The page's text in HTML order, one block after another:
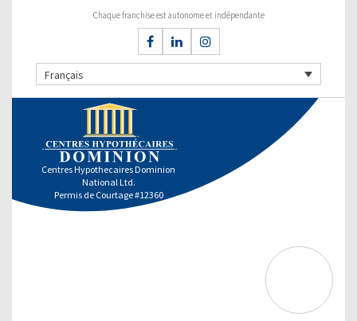
Chaque franchise est autonome et indépendante
Français
Centres Hypothecaires Dominion
National Ltd.
Permis de Courtage #12360